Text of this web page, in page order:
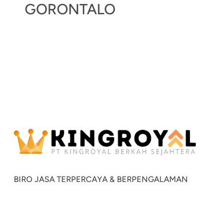
GORONTALO
BIRO JASA TERPERCAYA & BERPENGALAMAN